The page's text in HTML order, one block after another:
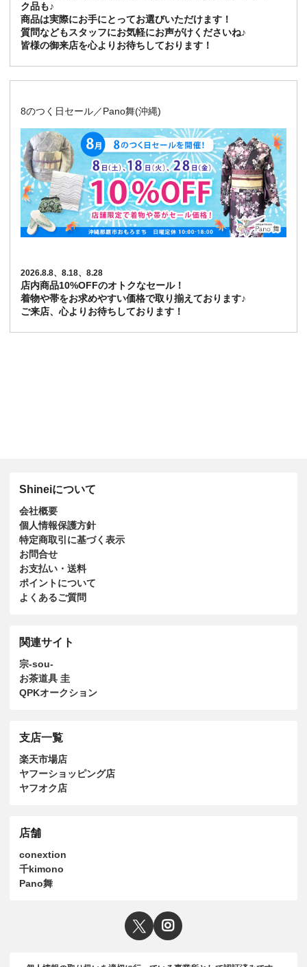
ク品も♪
商品は実際にお手にとってお選びいただけます！
質問などもスタッフにお気軽にお声がけくださいね♪
皆様の御来店を心よりお待ちしております！
8のつく日セール／Pano舞(沖縄)
2026.8.8、8.18、8.28
店内商品10%OFFのオトクなセール！
着物や帯をお求めやすい価格で取り揃えております♪
ご来店、心よりお待ちしております！
Shineiについて
会社概要
個人情報保護方針
特定商取引に基づく表示
お問合せ
お支払い・送料
ポイントについて
よくあるご質問
関連サイト
宗-sou-
お茶道具 圭
QPKオークション
支店一覧
楽天市場店
ヤフーショッピング店
ヤフオク店
店舗
conextion
千kimono
Pano舞